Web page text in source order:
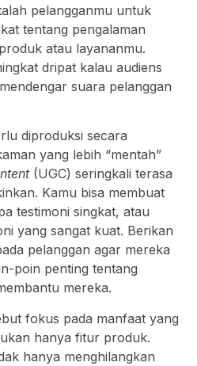
pelangganmu untuk
tentang pengalaman
atau layananmu.
dripat kalau audiens
suara pelanggan
diproduksi secara
yang lebih “mentah”
(UGC) seringkali terasa
Kamu bisa membuat
testimoni singkat, atau
yang sangat kuat. Berikan
pelanggan agar mereka
poin penting tentang
mereka.
fokus pada manfaat yang
hanya fitur produk.
hanya menghilangkan